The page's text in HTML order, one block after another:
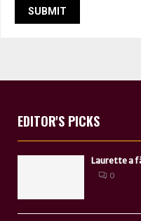
EDITOR'S PICKS
Laurette a
0